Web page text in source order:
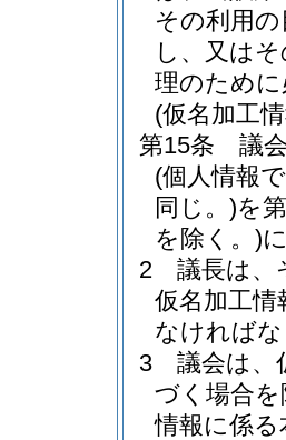
その利用
し、又は
理のため
(仮名加工
第15条
議
(個人情報
同じ。)を
を除く。)
2
議長は、
仮名加工
なければ
3
議会は、
づく場合
情報に係